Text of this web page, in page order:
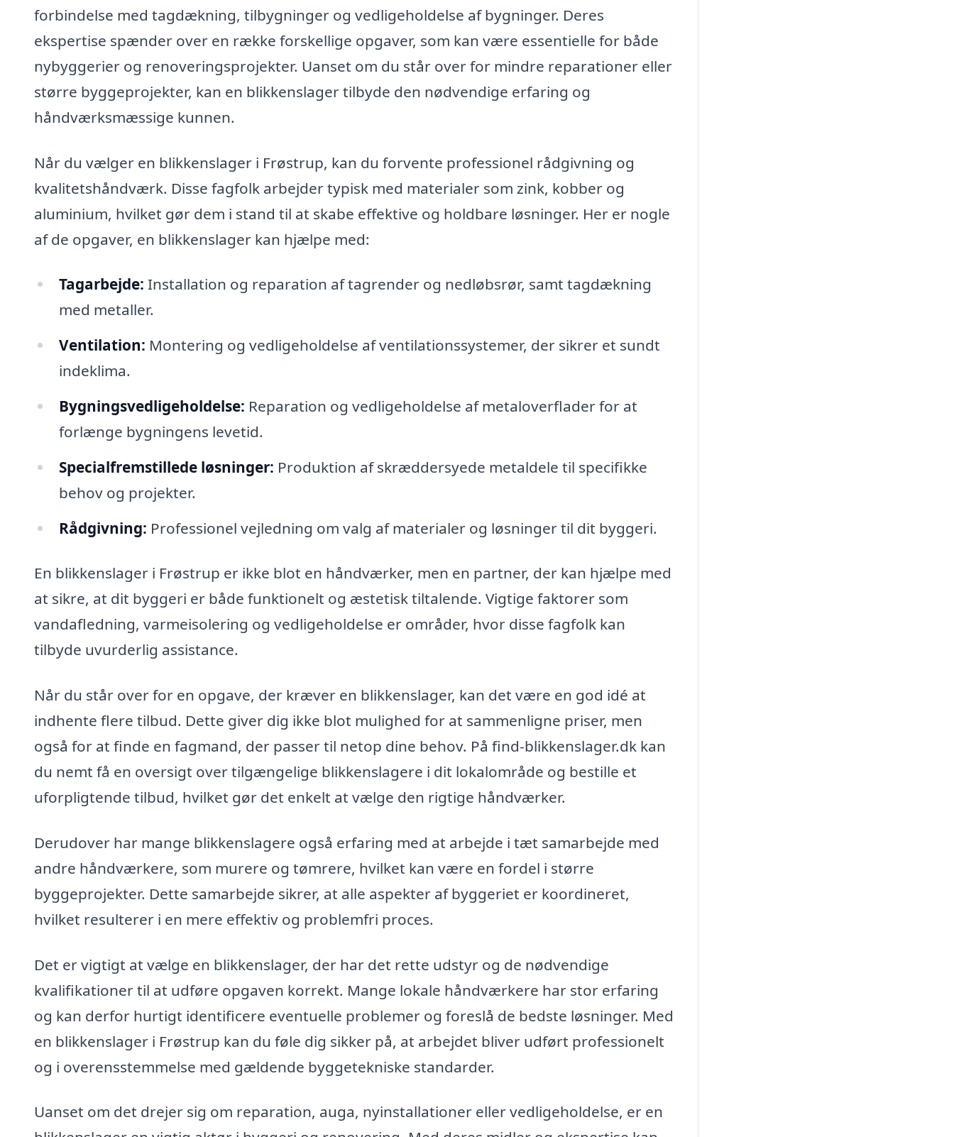
forbindelse med tagdækning, tilbygninger og vedligeholdelse af bygninger. Deres
ekspertise spænder over en række forskellige opgaver, som kan være essentielle for både
nybyggerier og renoveringsprojekter. Uanset om du står over for mindre reparationer eller
større byggeprojekter, kan en blikkenslager tilbyde den nødvendige erfaring og
håndværksmæssige kunnen.
Når du vælger en blikkenslager i Frøstrup, kan du forvente professionel rådgivning og
kvalitetshåndværk. Disse fagfolk arbejder typisk med materialer som zink, kobber og
aluminium, hvilket gør dem i stand til at skabe effektive og holdbare løsninger. Her er nogle
af de opgaver, en blikkenslager kan hjælpe med:
Tagarbejde: Installation og reparation af tagrender og nedløbsrør, samt tagdækning
med metaller.
Ventilation: Montering og vedligeholdelse af ventilationssystemer, der sikrer et sundt
indeklima.
Bygningsvedligeholdelse: Reparation og vedligeholdelse af metaloverflader for at
forlænge bygningens levetid.
Specialfremstillede løsninger: Produktion af skræddersyede metaldele til specifikke
behov og projekter.
Rådgivning: Professionel vejledning om valg af materialer og løsninger til dit byggeri.
En blikkenslager i Frøstrup er ikke blot en håndværker, men en partner, der kan hjælpe med
at sikre, at dit byggeri er både funktionelt og æstetisk tiltalende. Vigtige faktorer som
vandafledning, varmeisolering og vedligeholdelse er områder, hvor disse fagfolk kan
tilbyde uvurderlig assistance.
Når du står over for en opgave, der kræver en blikkenslager, kan det være en god idé at
indhente flere tilbud. Dette giver dig ikke blot mulighed for at sammenligne priser, men
også for at finde en fagmand, der passer til netop dine behov. På find-blikkenslager.dk kan
du nemt få en oversigt over tilgængelige blikkenslagere i dit lokalområde og bestille et
uforpligtende tilbud, hvilket gør det enkelt at vælge den rigtige håndværker.
Derudover har mange blikkenslagere også erfaring med at arbejde i tæt samarbejde med
andre håndværkere, som murere og tømrere, hvilket kan være en fordel i større
byggeprojekter. Dette samarbejde sikrer, at alle aspekter af byggeriet er koordineret,
hvilket resulterer i en mere effektiv og problemfri proces.
Det er vigtigt at vælge en blikkenslager, der har det rette udstyr og de nødvendige
kvalifikationer til at udføre opgaven korrekt. Mange lokale håndværkere har stor erfaring
og kan derfor hurtigt identificere eventuelle problemer og foreslå de bedste løsninger. Med
en blikkenslager i Frøstrup kan du føle dig sikker på, at arbejdet bliver udført professionelt
og i overensstemmelse med gældende byggetekniske standarder.
Uanset om det drejer sig om reparation, auga, nyinstallationer eller vedligeholdelse, er en